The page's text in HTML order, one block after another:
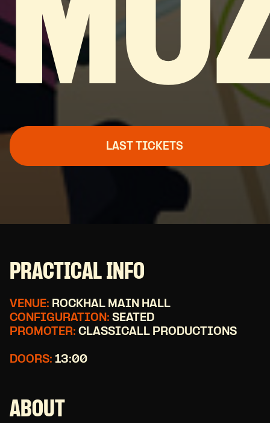
LAST TICKETS
PRACTICAL INFO
VENUE: ROCKHAL MAIN HALL
CONFIGURATION: SEATED
PROMOTER: CLASSICALL PRODUCTIONS
DOORS: 13:00
ABOUT